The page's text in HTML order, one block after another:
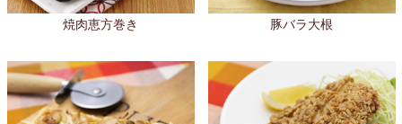
焼肉恵方巻き 豚バラ大根